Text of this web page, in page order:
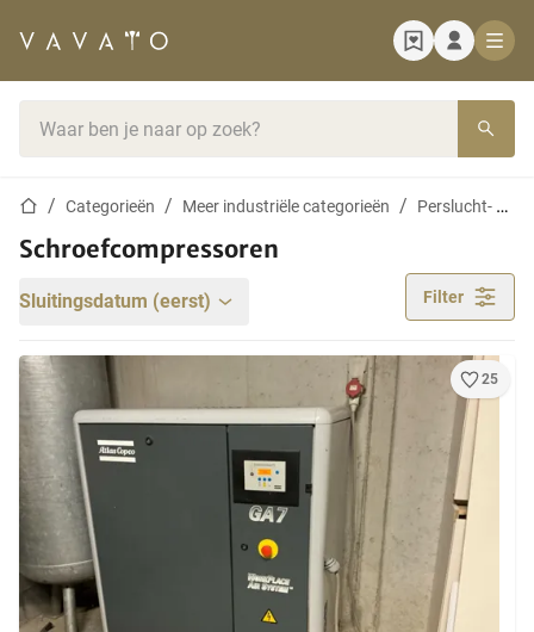
StartpaginaCategorieën Meer industriële categorieën Perslucht- en vacuümapparatuur
Schroefcompressoren
Sluitingsdatum (eerst) Filter
25